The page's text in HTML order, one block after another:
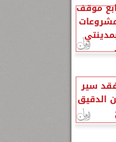
موقف
سير
الدقيق